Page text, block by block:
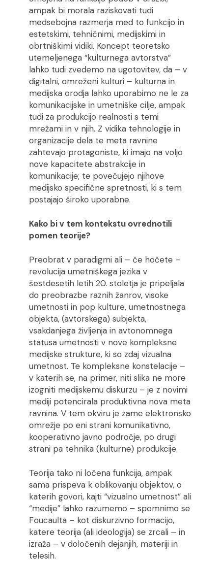
ampak bi morala raziskovati tudi
medsebojna razmerja med to funkcijo in
estetskimi, tehničnimi, medijskimi in
obrtniškimi vidiki. Koncept teoretsko
utemeljenega “kulturnega avtorstva”
lahko tudi zvedemo na ugotovitev, da – v
digitalni, omreženi kulturi – kulturna in
medijska orodja lahko uporabimo ne le za
komunikacijske in umetniške cilje, ampak
tudi za produkcijo realnosti s temi
mrežami in v njih. Z vidika tehnologije in
organizacije dela te meta ravnine
zahtevajo protagoniste, ki imajo na voljo
nove kapacitete abstrakcije in
komunikacije; te povečujejo njihove
medijsko specifične spretnosti, ki s tem
postajajo široko uporabne.
Kako bi v tem kontekstu ovrednotili
pomen teorije?
Preobrat v paradigmi ali – če hočete –
revolucija umetniškega jezika v
šestdesetih letih 20. stoletja je pripeljala
do preobrazbe raznih žanrov, visoke
umetnosti in pop kulture, umetnostnega
objekta, (avtorskega) subjekta,
vsakdanjega življenja in avtonomnega
statusa umetnosti v nove kompleksne
medijske strukture, ki so zdaj vizualna
umetnost. Te kompleksne konstelacije –
v katerih se, na primer, niti slika ne more
izogniti medijskemu diskurzu – je z novimi
mediji potencirala produktivna nova meta
ravnina. V tem okviru je zame elektronsko
omrežje po eni strani komunikativno,
kooperativno javno področje, po drugi
strani pa tehnika (kulturne) produkcije.
Teorija tako ni ločena funkcija, ampak
sama prispeva k oblikovanju objektov, o
katerih govori, kajti “vizualno umetnost” ali
“medije” lahko razumemo – spomnimo se
Foucaulta – kot diskurzivno formacijo,
katere teorija (ali ideologija) se zrcali – in
izraža – v določenih dejanjih, materiji in
telesih.